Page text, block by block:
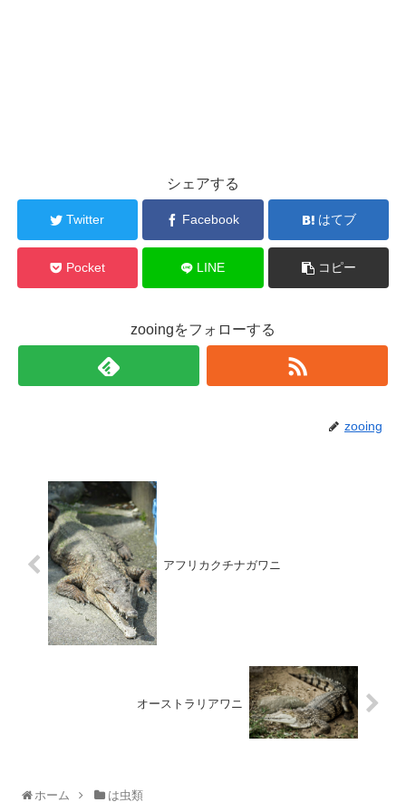
シェアする
Twitter Facebook はてブ
Pocket LINE コピー
zooingをフォローする
zooing
アフリカクチナガワニ
オーストラリアワニ
ホーム は虫類